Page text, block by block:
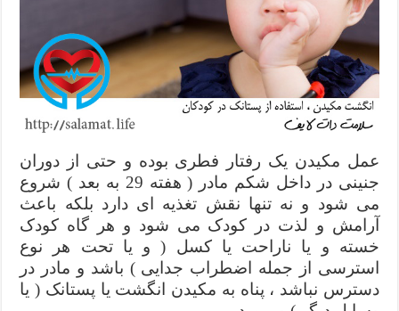
عمل مکیدن یک رفتار فطری بوده و حتی از دوران
جنینی در داخل شکم مادر ( هفته 29 به بعد ) شروع
می شود و نه تنها نقش تغذیه ای دارد بلکه باعث
آرامش و لذت در کودک می شود و هر گاه کودک
خسته و یا ناراحت یا کسل ( و یا تحت هر نوع
استرسی از جمله اضطراب جدایی ) باشد و مادر در
دسترس نباشد ، پناه به مکیدن انگشت یا پستانک ( یا